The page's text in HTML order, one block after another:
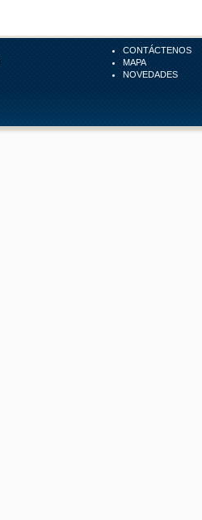
CONTÁCTENOS
MAPA
NOVEDADES